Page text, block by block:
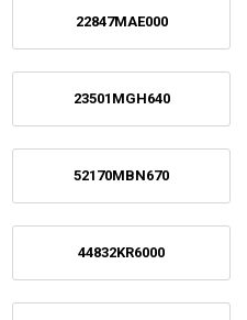
22847MAE000
23501MGH640
52170MBN670
44832KR6000